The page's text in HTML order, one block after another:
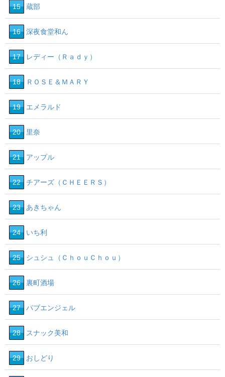
15 蔵部
16 深夜食堂和ん
17 レディー（Ｒａｄｙ）
18 ＲＯＳＥ＆ＭＡＲＹ
19 エメラルド
20 里奈
21 アップル
22 チアーズ（ＣＨＥＥＲＳ）
23 あきちゃん
24 いち利
25 シュシュ（ＣｈｏｕＣｈｏｕ）
26 裏町酒場
27 パブエンジェル
28 スナック美和
29 おしどり